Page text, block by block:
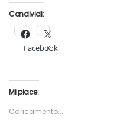
Condividi:
Facebook
X
Mi piace:
Caricamento...